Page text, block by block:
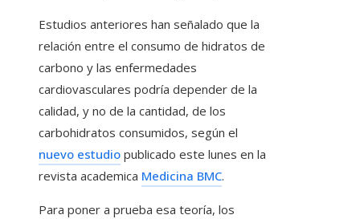
Estudios anteriores han señalado que la
relación entre el consumo de hidratos de
carbono y las enfermedades
cardiovasculares podría depender de la
calidad, y no de la cantidad, de los
carbohidratos consumidos, según el
nuevo estudio publicado este lunes en la
revista academica Medicina BMC.
Para poner a prueba esa teoría, los